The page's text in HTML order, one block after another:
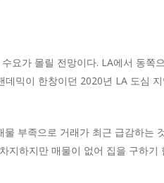
요가 몰릴 전망이다. LA에서 동쪽
믹이 한창이던 2020년 LA 도심
부족으로 거래가 최근 급감하는
하지만 매물이 없어 집을 구하